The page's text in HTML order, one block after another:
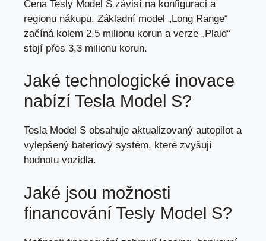
Cena Tesly Model S závisí na konfiguraci a
regionu nákupu. Základní model „Long Range“
začíná kolem 2,5 milionu korun a verze „Plaid“
stojí přes 3,3 milionu korun.
Jaké technologické inovace
nabízí Tesla Model S?
Tesla Model S obsahuje aktualizovaný autopilot a
vylepšený bateriový systém, které zvyšují
hodnotu vozidla.
Jaké jsou možnosti
financování Tesly Model S?